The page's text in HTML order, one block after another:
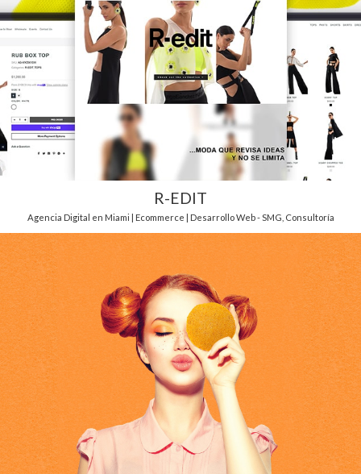
R-EDIT
Agencia Digital en Miami | Ecommerce | Desarrollo Web - SMG Consultoría